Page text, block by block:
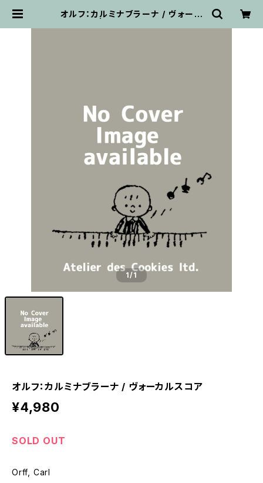
オルフ：カルミナブラーナ / ヴォーカ
1/1
オルフ：カルミナブラーナ / ヴォーカルスコア
¥4,980
SOLD OUT
Orff, Carl